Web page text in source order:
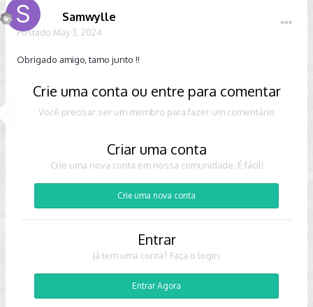
Samwylle
Postado May 3, 2024
Obrigado amigo, tamo junto !!
Crie uma conta ou entre para comentar
Você precisar ser um membro para fazer um comentário
Criar uma conta
Crie uma nova conta em nossa comunidade. É fácil!
Crie uma nova conta
Entrar
Já tem uma conta? Faça o login.
Entrar Agora